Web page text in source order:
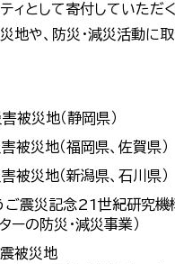
ィとして寄付していただ
地や、防災・減災活動に
被災地（静岡県）
災地（福岡県、佐賀県）
災地（新潟県、石川県）
ご震災記念21世紀研究機
ーの防災・減災事業）
被災地